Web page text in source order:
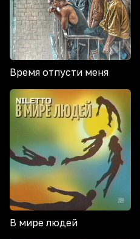
Время отпусти меня
В мире людей